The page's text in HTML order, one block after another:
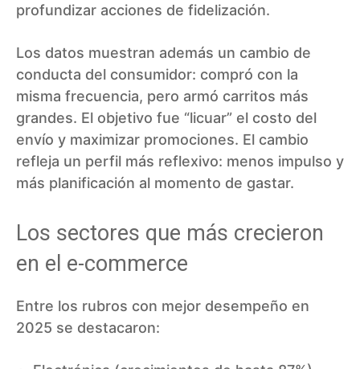
profundizar acciones de fidelización.
Los datos muestran además un cambio de
conducta del consumidor: compró con la
misma frecuencia, pero armó carritos más
grandes. El objetivo fue “licuar” el costo del
envío y maximizar promociones. El cambio
refleja un perfil más reflexivo: menos impulso y
más planificación al momento de gastar.
Los sectores que más crecieron
en el e-commerce
Entre los rubros con mejor desempeño en
2025 se destacaron: